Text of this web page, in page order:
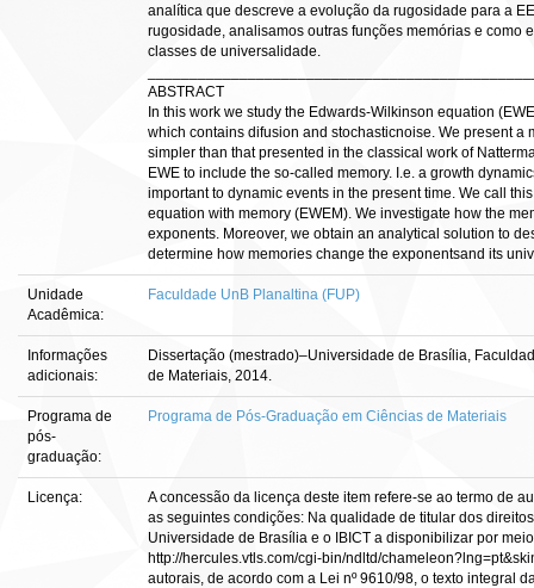
analítica que descreve a evolução da rugosidade para a
rugosidade, analisamos outras funções memórias e como
classes de universalidade.
ABSTRACT
In this work we study the Edwards-Wilkinson equation
which contains difusion and stochasticnoise. We present a
simpler than that presented in the classical work of
EWE to include the so-called memory. I.e. a growth
important to dynamic events in the present time. We call
equation with memory (EWEM). We investigate how the
exponents. Moreover, we obtain an analytical solution to
determine how memories change the exponentsand its
Unidade
Acadêmica:
Faculdade UnB Planaltina (FUP)
Informações
adicionais:
Dissertação (mestrado)–Universidade de Brasília,
de Materiais, 2014.
Programa de
pós-
graduação:
Programa de Pós-Graduação em Ciências de Materiais
Licença:
A concessão da licença deste item refere-se ao termo de
as seguintes condições: Na qualidade de titular dos
Universidade de Brasília e o IBICT a disponibilizar por
http://hercules.vtls.com/cgi-bin/ndltd/
autorais, de acordo com a Lei nº 9610/98, o texto integral